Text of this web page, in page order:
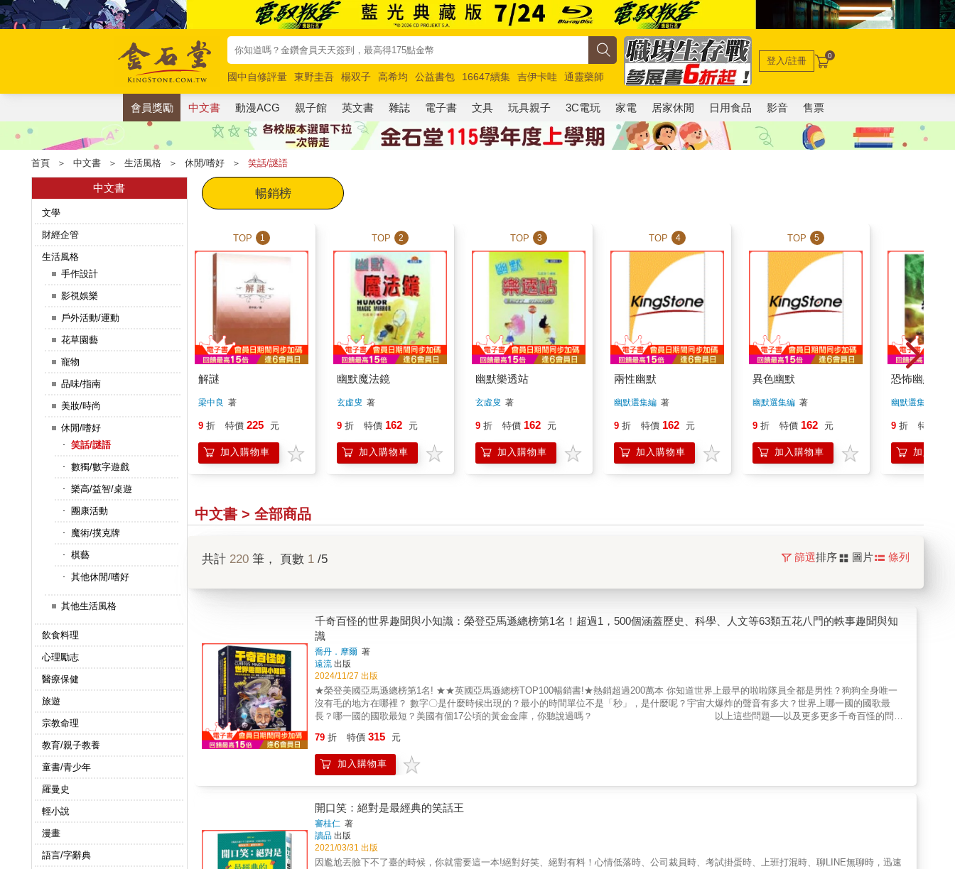
國中自修評量 東野圭吾 楊双子 高希均 公益書包 16647續集 吉伊卡哇
通靈藥師
唯紅花綻放
奧德賽 路邊攤新作 馬斯克 玩具總動員5 超慢跑
登入/註冊 0
會員獎勵 中文書 動漫ACG 親子館 英文書 雜誌 電子書 文具 玩具親子 3C電玩 家電 居家休閒 日用食品 影音 售票
首頁 ＞ 中文書 ＞ 生活風格 ＞ 休閒/嗜好 ＞ 笑話/謎語
中文書
文學
財經企管
生活風格
手作設計
影視娛樂
戶外活動/運動
花草園藝
寵物
品味/指南
美妝/時尚
休閒/嗜好
笑話/謎語
數獨/數字遊戲
樂高/益智/桌遊
團康活動
魔術/撲克牌
棋藝
其他休閒/嗜好
其他生活風格
飲食料理
心理勵志
醫療保健
旅遊
宗教命理
教育/親子教養
童書/青少年
羅曼史
輕小說
漫畫
語言/字辭典
暢銷榜
TOP 1
解謎
梁中良 著
9 折 特價 225 元
加入購物車
TOP 2
幽默魔法鏡
玄虛叟 著
9 折 特價 162 元
加入購物車
TOP 3
幽默樂透站
玄虛叟 著
9 折 特價 162 元
加入購物車
TOP 4
兩性幽默
幽默選集編著
9 折 特價 162 元
加入購物車
TOP 5
異色幽默
幽默選集編著
9 折 特價 162 元
加入購物車
恐怖幽默
幽默選集編
9 折 特價
加入購物
中文書 > 全部商品
共計 220 筆， 頁數 1 /5 篩選排序 圖片 條列
千奇百怪的世界趣聞與小知識：榮登亞馬遜總榜第1名！超過1，500個涵蓋歷史、科學、人文等63類五花八門的軼事趣聞與知
識
喬丹．摩爾 著
遠流 出版
2024/11/27 出版
★榮登美國亞馬遜總榜第1名! ★★英國亞馬遜總榜TOP100暢銷書!★熱銷超過200萬本 你知道世界上最早的啦啦隊員全都是男性？狗狗全身唯一
沒有毛的地方在哪裡？ 數字〇是什麼時候出現的？最小的時間單位不是「秒」，是什麼呢？宇宙大爆炸的聲音有多大？世界上哪一國的國歌最
長？哪一國的國歌最短？美國有個17公頃的黃金金庫，你聽說過嗎？ 以上這些問題──以及更多更多千奇百怪的問題
書就能帶領讀者認識1,500多個令人驚奇或費解的小知識，甚至探索到地球之外的境域。讀者可以自由選擇閱讀方式──可以從頭開始讀，也可以先
挑自己最感興趣章節來讀。 ■附上影片或圖片網址連結本書許多內容有附上網址連結，方便讀者查閱，例如狗睡夢中肌肉抽動的樣子、「縫紉機自
行車」與「倉鼠碎紙機」這類奇特發明，以及價值兩百萬美元的極奢版大富翁遊戲等，都可以上網進一步瀏覽與瞭解。 ■增廣見聞，也可製造開啟
書各章的每個條目前均有勾選框，可以自行勾選，標註為已讀過，或者想進一步探索，也可以塗色註明各項功能，例如：聊天話題、活動小測驗、
分享給某人。 現在就請坐下，準備跟著這本書好好探索這1,575個饒富趣味──有時或許也是最奇怪──的小知識或趣聞軼事！
79 折 特價 315 元
加入購物車
開口笑：絕對是最經典的笑話王
審桂仁 著
讀品 出版
2021/03/31 出版
因尷尬丟臉下不了臺的時候，你就需要這一本!絕對好笑、絕對有料！心情低落時、公司裁員時、考試掛蛋時、上班打混時、聊LINE無聊時，迅速